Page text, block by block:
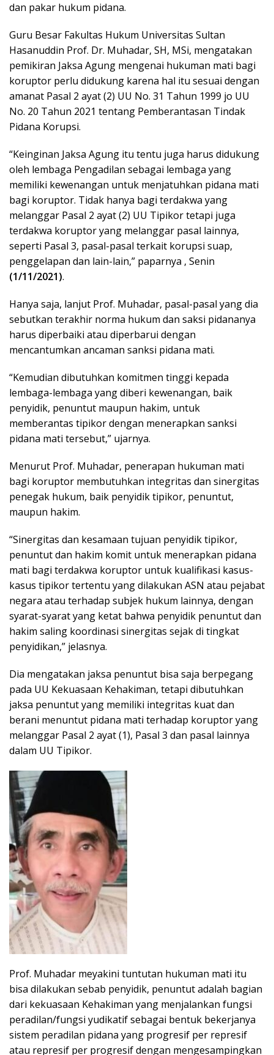
dan pakar hukum pidana.
Guru Besar Fakultas Hukum Universitas Sultan
Hasanuddin Prof. Dr. Muhadar, SH, MSi, mengatakan
pemikiran Jaksa Agung mengenai hukuman mati bagi
koruptor perlu didukung karena hal itu sesuai dengan
amanat Pasal 2 ayat (2) UU No. 31 Tahun 1999 jo UU
No. 20 Tahun 2021 tentang Pemberantasan Tindak
Pidana Korupsi.
“Keinginan Jaksa Agung itu tentu juga harus didukung
oleh lembaga Pengadilan sebagai lembaga yang
memiliki kewenangan untuk menjatuhkan pidana mati
bagi koruptor. Tidak hanya bagi terdakwa yang
melanggar Pasal 2 ayat (2) UU Tipikor tetapi juga
terdakwa koruptor yang melanggar pasal lainnya,
seperti Pasal 3, pasal-pasal terkait korupsi suap,
penggelapan dan lain-lain,” paparnya , Senin
(1/11/2021).
Hanya saja, lanjut Prof. Muhadar, pasal-pasal yang dia
sebutkan terakhir norma hukum dan saksi pidananya
harus diperbaiki atau diperbarui dengan
mencantumkan ancaman sanksi pidana mati.
“Kemudian dibutuhkan komitmen tinggi kepada
lembaga-lembaga yang diberi kewenangan, baik
penyidik, penuntut maupun hakim, untuk
memberantas tipikor dengan menerapkan sanksi
pidana mati tersebut,” ujarnya.
Menurut Prof. Muhadar, penerapan hukuman mati
bagi koruptor membutuhkan integritas dan sinergitas
penegak hukum, baik penyidik tipikor, penuntut,
maupun hakim.
“Sinergitas dan kesamaan tujuan penyidik tipikor,
penuntut dan hakim komit untuk menerapkan pidana
mati bagi terdakwa koruptor untuk kualifikasi kasus-
kasus tipikor tertentu yang dilakukan ASN atau pejabat
negara atau terhadap subjek hukum lainnya, dengan
syarat-syarat yang ketat bahwa penyidik penuntut dan
hakim saling koordinasi sinergitas sejak di tingkat
penyidikan,” jelasnya.
Dia mengatakan jaksa penuntut bisa saja berpegang
pada UU Kekuasaan Kehakiman, tetapi dibutuhkan
jaksa penuntut yang memiliki integritas kuat dan
berani menuntut pidana mati terhadap koruptor yang
melanggar Pasal 2 ayat (1), Pasal 3 dan pasal lainnya
dalam UU Tipikor.
Prof. Muhadar meyakini tuntutan hukuman mati itu
bisa dilakukan sebab penyidik, penuntut adalah bagian
dari kekuasaan Kehakiman yang menjalankan fungsi
peradilan/fungsi yudikatif sebagai bentuk bekerjanya
sistem peradilan pidana yang progresif per represif
atau represif per progresif dengan mengesampingkan